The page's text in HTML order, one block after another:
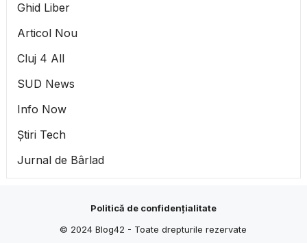
Ghid Liber
Articol Nou
Cluj 4 All
SUD News
Info Now
Știri Tech
Jurnal de Bârlad
Politică de confidențialitate
© 2024Blog42 - Toate drepturile rezervate